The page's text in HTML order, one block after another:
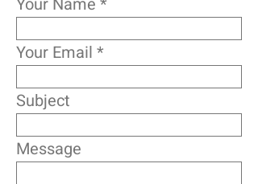
Your Email
Subject
Message